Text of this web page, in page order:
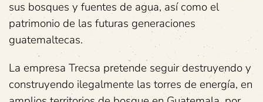
sus bosques y fuentes de agua, así como el
patrimonio de las futuras generaciones
guatemaltecas.
La empresa Trecsa pretende seguir destruyendo y
construyendo ilegalmente las torres de energía, en